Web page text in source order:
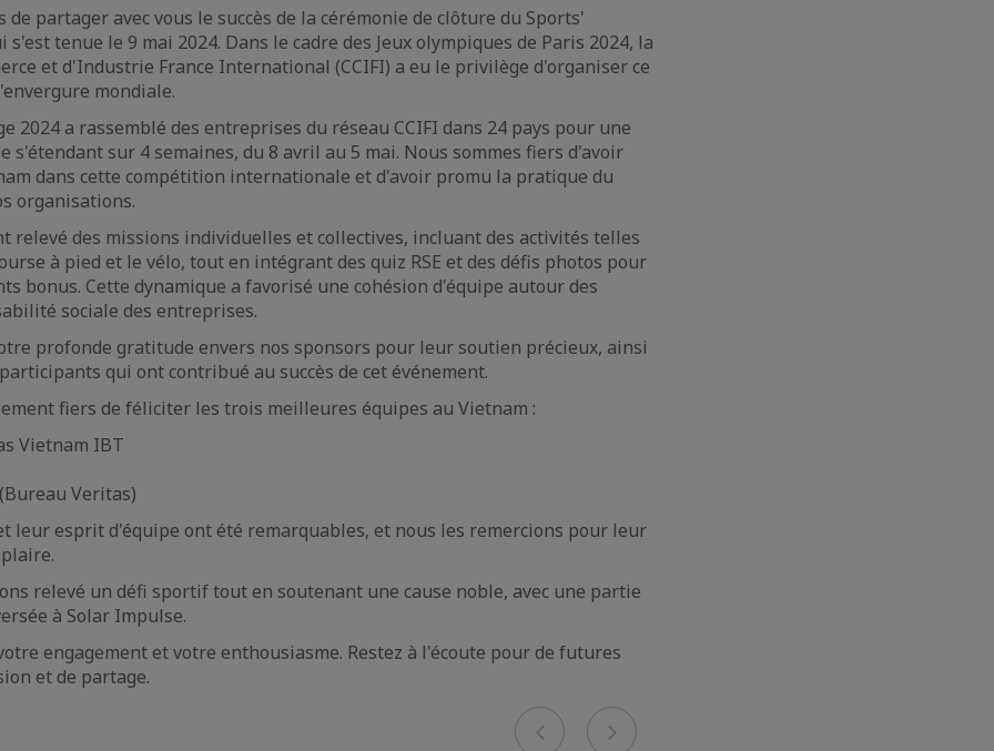
de partager avec vous le succès de la cérémonie de clôture du Sports'
s'est tenue le 9 mai 2024. Dans le cadre des Jeux olympiques de Paris 2024, la
et d'Industrie France International (CCIFI) a eu le privilège d'organiser ce
mondiale.
2024 a rassemblé des entreprises du réseau CCIFI dans 24 pays pour une
s'étendant sur 4 semaines, du 8 avril au 5 mai. Nous sommes fiers d'avoir
dans cette compétition internationale et d'avoir promu la pratique du
organisations.
relevé des missions individuelles et collectives, incluant des activités telles
à pied et le vélo, tout en intégrant des quiz RSE et des défis photos pour
bonus. Cette dynamique a favorisé une cohésion d'équipe autour des
sociale des entreprises.
profonde gratitude envers nos sponsors pour leur soutien précieux, ainsi
qui ont contribué au succès de cet événement.
fiers de féliciter les trois meilleures équipes au Vietnam :
Vietnam IBT
Veritas)
leur esprit d'équipe ont été remarquables, et nous les remercions pour leur
relevé un défi sportif tout en soutenant une cause noble, avec une partie
à Solar Impulse.
engagement et votre enthousiasme. Restez à l'écoute pour de futures
et de partage.
Previous